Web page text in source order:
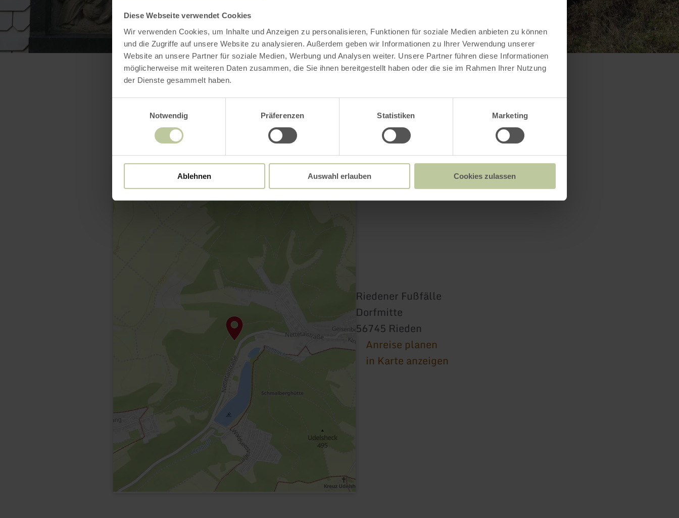
Diese Webseite verwendet Cookies
Wir verwenden Cookies, um Inhalte und Anzeigen zu personalisieren, Funktionen für soziale Medien anbieten zu können
und die Zugriffe auf unsere Website zu analysieren. Außerdem geben wir Informationen zu Ihrer Verwendung unserer
Website an unsere Partner für soziale Medien, Werbung und Analysen weiter. Unsere Partner führen diese Informationen
möglicherweise mit weiteren Daten zusammen, die Sie ihnen bereitgestellt haben oder die sie im Rahmen Ihrer Nutzung
der Dienste gesammelt haben.
Notwendig
Präferenzen Statistiken Marketing
Ablehnen Auswahl erlauben Cookies zulassen
Kontakt
Riedener Fußfälle
Dorfmitte
56745 Rieden
Anreise planen
in Karte anzeigen